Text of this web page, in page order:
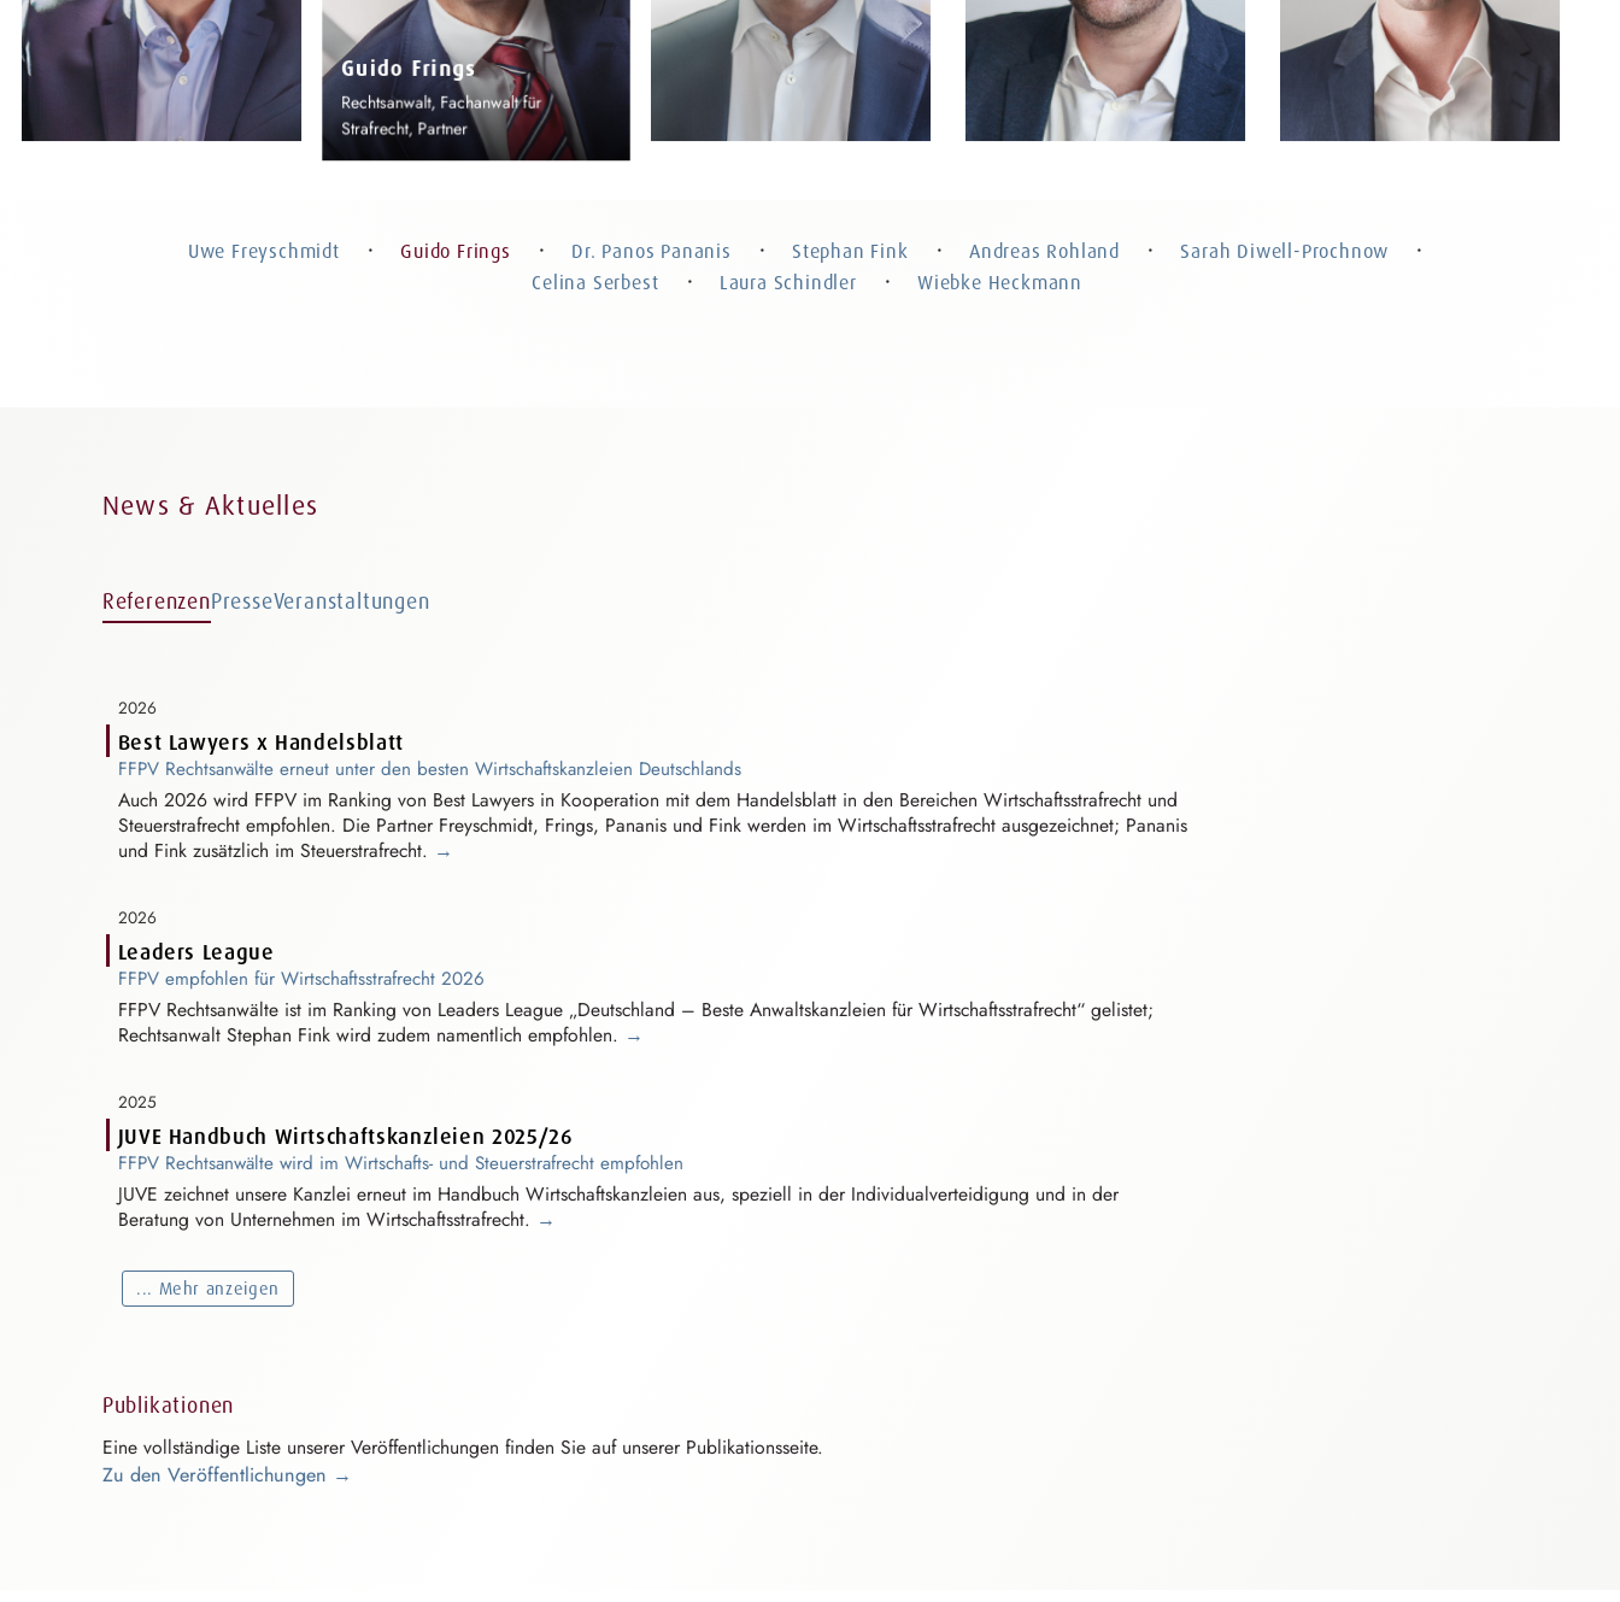
Guido Frings
Rechtsanwalt, Fachanwalt für
Strafrecht, Partner
Uwe Freyschmidt ・ Guido Frings ・ Dr. Panos Pananis ・ Stephan Fink ・ Andreas Rohland ・ Sarah Diwell-Prochnow ・
Celina Serbest ・ Laura Schindler ・ Wiebke Heckmann
News & Aktuelles
ReferenzenPresseVeranstaltungen
2026
Best Lawyers x Handelsblatt
FFPV Rechtsanwälte erneut unter den besten W⁠i⁠rtschaftskanzle⁠i⁠e⁠n Deutschlands
Auch 2026 wird FFPV im Ranking von Best Lawyers in Kooperation mit dem Handelsblatt in den Bereichen W⁠i⁠rtschaftsstrafre⁠c⁠h⁠tund
S⁠t⁠euerstrafre⁠c⁠h⁠tempfohlen. Die Partner Freyschmidt, Frings, Pananis und Fink werden im W⁠i⁠rtschaftsstrafre⁠c⁠h⁠tausgezeichnet; Pananis
und Fink zusätzlich im S⁠t⁠euerstrafre⁠c⁠h⁠t. →
2026
Leaders League
FFPV empfohlen für W⁠i⁠rtschaftsstrafre⁠c⁠h⁠t2026
FFPV Rechtsanwälte ist im Ranking von Leaders League „Deutschland – Beste A⁠n⁠waltskanzle⁠i⁠e⁠n für W⁠i⁠rtschaftsstrafre⁠c⁠h⁠t“ gelistet;
Rechtsanwalt Stephan Fink wird zudem namentlich empfohlen. →
2025
JUVE Handbuch Wirtschaftskanzleien 2025/26
FFPV Rechtsanwälte wird im Wirtschafts- und S⁠t⁠euerstrafre⁠c⁠h⁠tempfohlen
JUVE zeichnet unsere Kanzlei erneut im Handbuch W⁠i⁠rtschaftskanzle⁠i⁠e⁠n aus, speziell in der I⁠n⁠dividualverteidig⁠u⁠n⁠g und in der
Beratung von Unternehmen im W⁠i⁠rtschaftsstrafre⁠c⁠h⁠t. →
... Mehr anzeigen
Publikationen
Eine vollständige Liste unserer V⁠e⁠röffentlichun⁠g⁠e⁠n finden Sie auf unserer P⁠u⁠blikationsse⁠i⁠t⁠e.
Zu den Veröffentlichungen →